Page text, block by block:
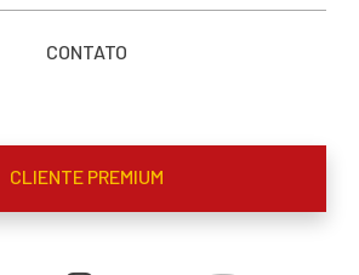
CONTATO
CLIENTE PREMIUM